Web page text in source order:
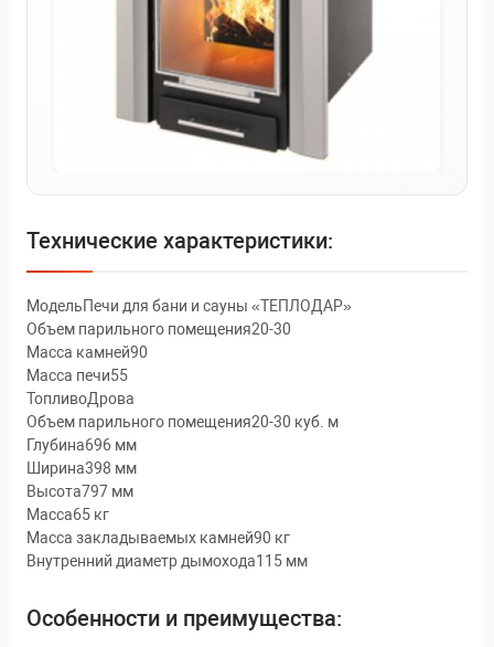
Технические характеристики:
МодельПечи для бани и сауны «ТЕПЛОДАР»
Объем парильного помещения20-30
Масса камней90
Масса печи55
ТопливоДрова
Объем парильного помещения20-30 куб. м
Глубина696 мм
Ширина398 мм
Высота797 мм
Масса65 кг
Масса закладываемых камней90 кг
Внутренний диаметр дымохода115 мм
Особенности и преимущества: